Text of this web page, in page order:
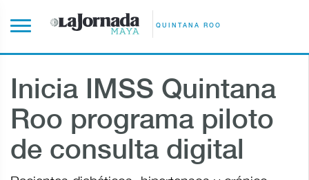
QUINTANA ROO
Inicia IMSS Quintana
Roo programa piloto
de consulta digital